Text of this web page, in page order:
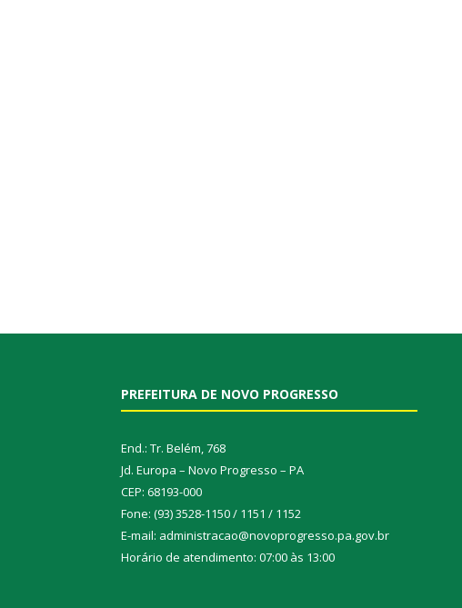
PREFEITURA DE NOVO PROGRESSO
End.: Tr. Belém, 768
Jd. Europa – Novo Progresso – PA
CEP: 68193-000
Fone: (93) 3528-1150 / 1151 / 1152
E-mail: administracao@novoprogresso.pa.gov.br
Horário de atendimento: 07:00 às 13:00